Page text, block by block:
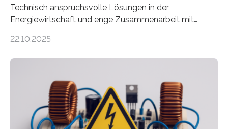
Technisch anspruchsvolle Lösungen in der
Energiewirtschaft und enge Zusammenarbeit mit
neuen EU-geförderten Transfer-Projekte zu
Energietechnologien werden vom Europäischen
Sozialfonds Plus (ESF+) gefördert – mit einer
Gesamtsumme von mehr als zwei Millionen Euro.
Damit zählt die Hochschule zu den großen
22.10.2025